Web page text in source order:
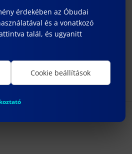
érdekében az Óbudai
és a vonatkozó
talál, és ugyanitt
Cookie beállítások